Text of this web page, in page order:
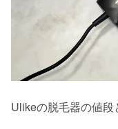
Ulikeの脱毛器の値段